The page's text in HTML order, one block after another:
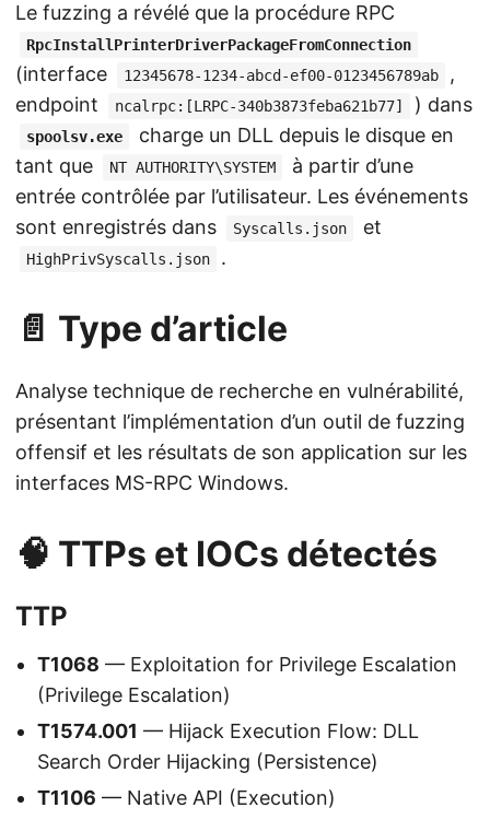
Le fuzzing a révélé que la procédure RPC
RpcInstallPrinterDriverPackageFromConnection
(interface 12345678-1234-abcd-ef00-0123456789ab
,
endpoint
ncalrpc:[LRPC-340b3873feba621b77] ) dans
spoolsv.exe
charge un DLL depuis le disque en
tant que
NT AUTHORITY\SYSTEM
à partir d’une
entrée contrôlée par l’utilisateur. Les événements
sont enregistrés dans
Syscalls.json et
HighPrivSyscalls.json .
📄 Type d’article
Analyse technique de recherche en vulnérabilité,
présentant l’implémentation d’un outil de fuzzing
offensif et les résultats de son application sur les
interfaces MS-RPC Windows.
🧠 TTPs et IOCs détectés
TTP
T1068 — Exploitation for Privilege Escalation
(Privilege Escalation)
T1574.001 — Hijack Execution Flow: DLL
Search Order Hijacking (Persistence)
T1106 — Native API (Execution)